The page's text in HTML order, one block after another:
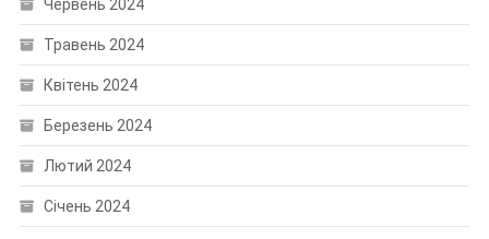
Червень 2024
Травень 2024
Квітень 2024
Березень 2024
Лютий 2024
Січень 2024